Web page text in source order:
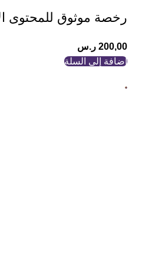
رخصة موثوق للمحتوى
200,00 ر.س
إضافة إلى السلة